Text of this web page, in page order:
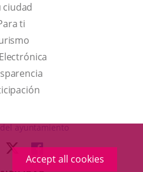
Accept all cookies
ciudad
ti
This
link
will
open
a
up
ayuntamiento
LINK
TO
LINK
TO